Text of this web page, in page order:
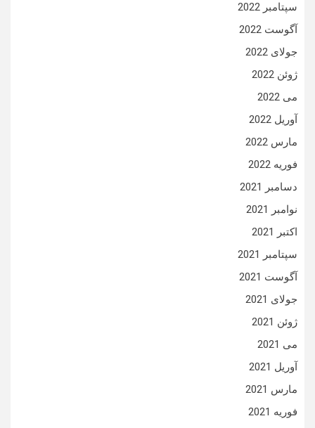
سپتامبر 2022
آگوست 2022
جولای 2022
ژوئن 2022
می 2022
آوریل 2022
مارس 2022
فوریه 2022
دسامبر 2021
نوامبر 2021
اکتبر 2021
سپتامبر 2021
آگوست 2021
جولای 2021
ژوئن 2021
می 2021
آوریل 2021
مارس 2021
فوریه 2021